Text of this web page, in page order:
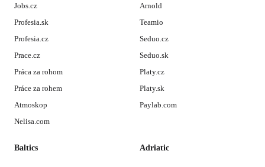
Jobs.cz
Profesia.sk
Profesia.cz
Prace.cz
Práca za rohom
Práce za rohem
Atmoskop
Nelisa.com
Arnold
Teamio
Seduo.cz
Seduo.sk
Platy.cz
Platy.sk
Paylab.com
Baltics Adriatic